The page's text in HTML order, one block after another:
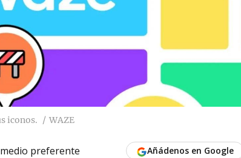
iconos. WAZE
preferente Añádenos en Google